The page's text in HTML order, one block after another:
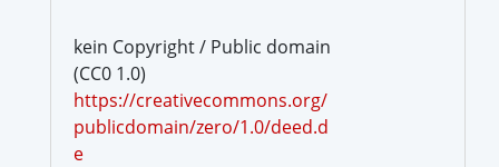
kein Copyright / Public domain
(CC0 1.0)
https://creativecommons.org/
publicdomain/zero/1.0/deed.d
e